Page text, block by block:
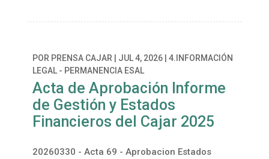
POR PRENSA CAJAR JUL 4, 2026| 4.INFORMACIÓN
LEGAL - PERMANENCIA ESAL
Acta de Aprobación Informe
de Gestión y Estados
Financieros del Cajar 2025
20260330 - Acta 69 - Aprobacion Estados